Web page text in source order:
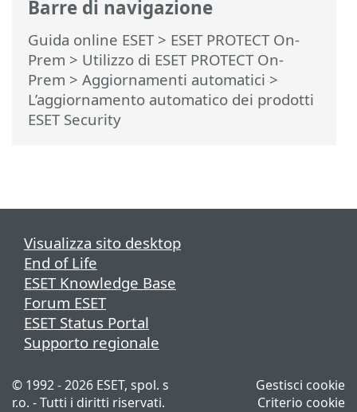
Barre di navigazione
Guida online ESET> ESET PROTECT On-
Prem > Utilizzo di ESET PROTECT On-
Prem > Aggiornamenti automatici >
L’aggiornamento automatico dei prodotti
ESET Security
Visualizza sito desktop
End of Life
ESET Knowledge Base
Forum ESET
ESET Status Portal
Supporto regionale
© 1992 - 2026 ESET, spol. s
r.o. - Tutti i diritti riservati.
Gestisci cookie
Criterio cookie